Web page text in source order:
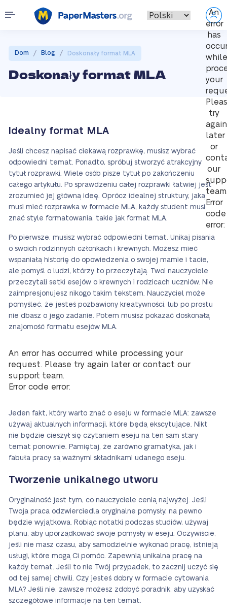
An
error
has
while
your
try
again
later
or
our
Error
code
error:
Dom / Blog / Doskonały format MLA
Doskonały format MLA
Idealny format MLA
Jeśli chcesz napisać ciekawą rozprawkę, musisz wybrać
odpowiedni temat. Ponadto, spróbuj stworzyć atrakcyjny
tytuł rozprawki. Wiele osób pisze tytuł po zakończeniu
całego artykułu. Po sprawdzeniu całej rozprawki łatwiej jest
zrozumieć jej główną ideę. Oprócz idealnej struktury, jaką
musi mieć rozprawka w formacie MLA, każdy student musi
znać style formatowania, takie jak format MLA.
Po pierwsze, musisz wybrać odpowiedni temat. Unikaj pisania
o swoich rodzinnych członkach i krewnych. Możesz mieć
wspaniałą historię do opowiedzenia o swojej mamie i tacie,
ale pomyśl o ludzi, którzy to przeczytają. Twoi nauczyciele
przeczytali setki esejów o krewnych i rodzicach uczniów. Nie
zaimpresjonujesz nikogo takim tekstem. Nauczyciel może
pomyśleć, że jesteś pozbawiony kreatywności, lub po prostu
nie dbasz o jego zadanie. Potem musisz pokazać doskonałą
znajomość formatu esejów MLA.
An error has occurred while processing your
request. Please try again later or contact our
support team.
Error code error:
Jeden fakt, który warto znać o eseju w formacie MLA: zawsze
używaj aktualnych informacji, które będą ekscytujące. Nikt
nie będzie cieszył się czytaniem eseju na ten sam stary
temat ponownie. Pamiętaj, że zarówno gramatyka, jak i
fabuła pracy są ważnymi składnikami udanego eseju.
Tworzenie unikalnego utworu
Oryginalność jest tym, co nauczyciele cenią najwyżej. Jeśli
Twoja praca odzwierciedla oryginalne pomysły, na pewno
będzie wyjątkowa. Robiąc notatki podczas studiów, używaj
planu, aby uporządkować swoje pomysły w eseju. Oczywiście,
jeśli nie masz czasu, aby samodzielnie wykonać pracę, istnieją
usługi, które mogą Ci pomóc. Zapewnią unikalną pracę na
każdy temat. Jeśli to nie Twój przypadek, to zacznij uczyć się
od tej samej chwili. Czy jesteś dobry w formacie cytowania
MLA? Jeśli nie, zawsze możesz zdobyć poradnik, aby uzyskać
szczegółowe informacje na ten temat.